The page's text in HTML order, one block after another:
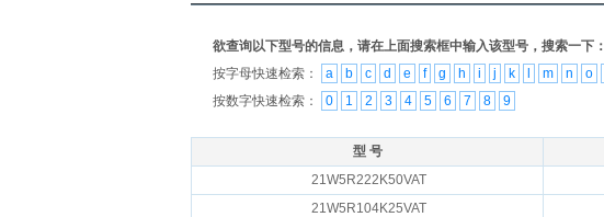
欲查询以下型号的信息，请在上面搜索框中输入该型号，搜索一下：
按字母快速检索：
a b c d e f g h i j k m n o
按数字快速检索：
0 1 2 3 4 5 6 7 8 9
型 号
21W5R222K50VAT
21W5R104K25VAT